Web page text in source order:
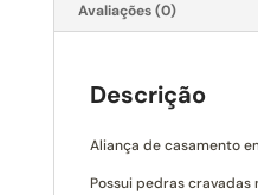
Avaliações (0)
Descrição
Aliança de casamento
Possui pedras cravadas